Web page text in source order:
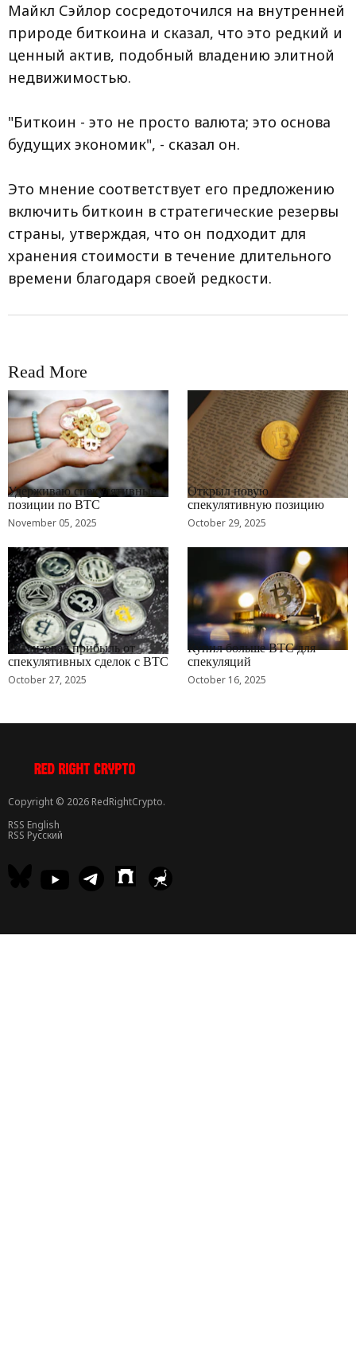
Майкл Сэйлор сосредоточился на внутренней
природе биткоина и сказал, что это редкий и
ценный актив, подобный владению элитной
недвижимостью.
"Биткоин - это не просто валюта; это основа
будущих экономик", - сказал он.
Это мнение соответствует его предложению
включить биткоин в стратегические резервы
страны, утверждая, что он подходит для
хранения стоимости в течение длительного
времени благодаря своей редкости.
Read More
RRCNEWS_RU
Удерживаю спекулятивные
позиции по BTC
November 05, 2025
RRCNEWS_RU
Открыл новую
спекулятивную позицию
October 29, 2025
RRCNEWS_RU
Реализовал прибыль от
спекулятивных сделок с BTC
October 27, 2025
RRCNEWS_RU
Купил больше BTC для
спекуляций
October 16, 2025
Copyright © 2026 RedRightCrypto.
RSS English
RSS Русский